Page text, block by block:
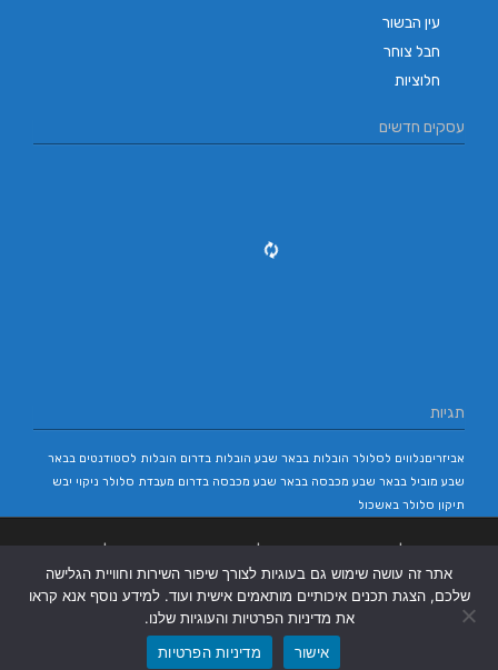
עין הבשור
חבל צוחר
חלוציות
עסקים חדשים
תגיות
אביזריםנלווים לסלולר הובלות בבאר שבע הובלות בדרום הובלות לסטודנטים בבאר
שבע מוביל בבאר שבע מכבסה בבאר שבע מכבסה בדרום מעבדת סלולר ניקוי יבש
תיקון סלולר באשכול
בבאר שבע |
אתר זה עושה שימוש גם בעוגיות לצורך שיפור השירות וחוויית הגלישה
שלכם, הצגת תכנים איכותיים מותאמים אישית ועוד. למידע נוסף אנא קראו
את מדיניות הפרטיות והעוגיות שלנו.
אישור
מדיניות הפרטיות